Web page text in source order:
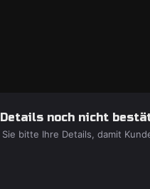
noch nicht
bitte Ihre Details, damit